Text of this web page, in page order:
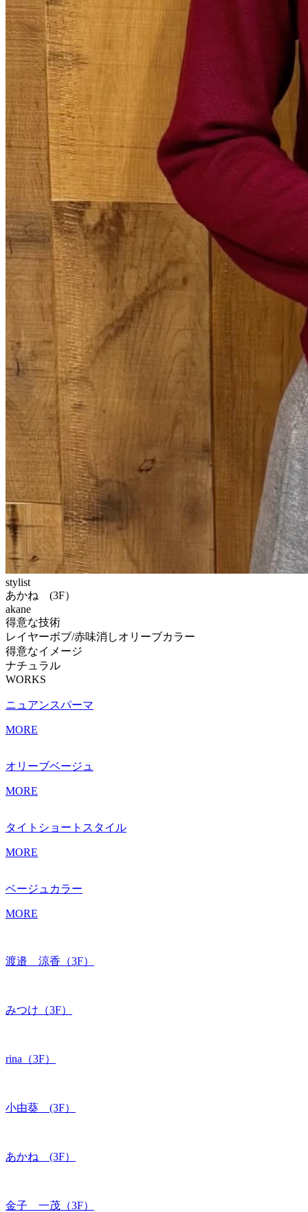
stylist
あかね (3F）
akane
得意な技術
レイヤーボブ/赤味消しオリーブカラー
得意なイメージ
ナチュラル
WORKS
ニュアンスパーマ
MORE
オリーブベージュ
MORE
タイトショートスタイル
MORE
ベージュカラー
MORE
渡邉 涼香（3F）
みつけ（3F）
rina（3F）
小由葵 (3F）
あかね (3F）
金子 一茂（3F）